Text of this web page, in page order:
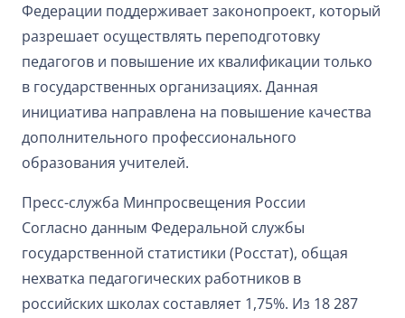
Федерации поддерживает законопроект, который
разрешает осуществлять переподготовку
педагогов и повышение их квалификации только
в государственных организациях. Данная
инициатива направлена на повышение качества
дополнительного профессионального
образования учителей.
Пресс-служба Минпросвещения России
Согласно данным Федеральной службы
государственной статистики (Росстат), общая
нехватка педагогических работников в
российских школах составляет 1,75%. Из 18 287